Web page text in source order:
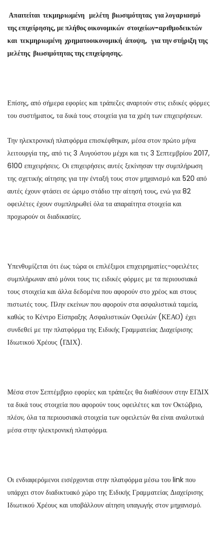
Απαιτείται τεκμηριωμένη μελέτη βιωσιμότητας για λογαριασμό
της επιχείρησης, με πλήθος οικονομικών στοιχείων-αριθμοδεικτών
και τεκμηριωμένη χρηματοοικονομική άποψη, για την στήριξη της
μελέτης βιωσιμότητας της επιχείρησης.
Επίσης, από σήμερα εφορίες και τράπεζες αναρτούν στις ειδικές φόρμες
του συστήματος, τα δικά τους στοιχεία για τα χρέη των επιχειρήσεων.
Την ηλεκτρονική πλατφόρμα επισκέφθηκαν, μέσα στον πρώτο μήνα
λειτουργία της, από τις 3 Αυγούστου μέχρι και τις 3 Σεπτεμβρίου 2017,
6100 επιχειρήσεις. Οι επιχειρήσεις αυτές ξεκίνησαν την συμπλήρωση
της σχετικής αίτησης για την ένταξή τους στον μηχανισμό και 520 από
αυτές έχουν φτάσει σε ώριμο στάδιο την αίτησή τους, ενώ για 82
οφειλέτες έχουν συμπληρωθεί όλα τα απαραίτητα στοιχεία και
προχωρούν οι διαδικασίες.
Υπενθυμίζεται ότι έως τώρα οι επιλέξιμοι επιχειρηματίες-οφειλέτες
συμπλήρωναν από μόνοι τους τις ειδικές φόρμες με τα περιουσιακά
τους στοιχεία και άλλα δεδομένα που αφορούν στο χρέος και στους
πιστωτές τους. Πλην εκείνων που αφορούν στα ασφαλιστικά ταμεία,
καθώς το Κέντρο Είσπραξης Ασφαλιστικών Οφειλών (ΚΕΑΟ) έχει
συνδεθεί με την πλατφόρμα της Ειδικής Γραμματείας Διαχείρισης
Ιδιωτικού Χρέους (ΓΔΙΧ).
Μέσα στον Σεπτέμβριο εφορίες και τράπεζες θα διαθέσουν στην ΕΓΔΙΧ
τα δικά τους στοιχεία που αφορούν τους οφειλέτες και τον Οκτώβριο,
πλέον, όλα τα περιουσιακά στοιχεία των οφειλετών θα είναι αναλυτικά
μέσα στην ηλεκτρονική πλατφόρμα.
Οι ενδιαφερόμενοι εισέρχονται στην πλατφόρμα μέσω του link που
υπάρχει στον διαδικτυακό χώρο της Ειδικής Γραμματείας Διαχείρισης
Ιδιωτικού Χρέους και υποβάλλουν αίτηση υπαγωγής στον μηχανισμό.